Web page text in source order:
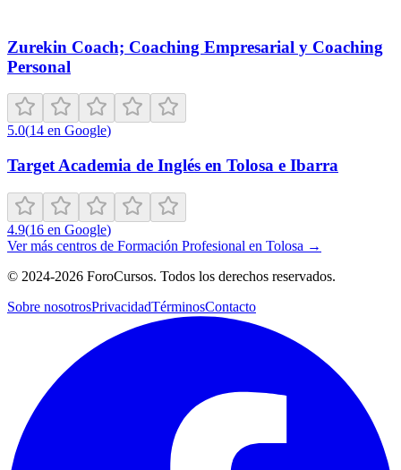
Zurekin Coach; Coaching Empresarial y Coaching
Personal
5.0(14 en Google)
Target Academia de Inglés en Tolosa e Ibarra
4.9(16 en Google)
Ver más centros de Formación Profesional en Tolosa →
© 2024-2026 ForoCursos. Todos los derechos reservados.
Sobre nosotrosPrivacidadTérminosContacto